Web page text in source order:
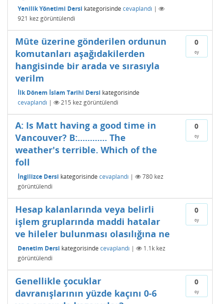
Yenilik Yönetimi Dersi kategorisinde cevaplandı |
921 kez görüntülendi
0
oy
Mûte üzerine gönderilen ordunun
komutanları aşağıdakilerden
hangisinde bir arada ve sırasıyla
verilm
İlk Dönem İslam Tarihi Dersi kategorisinde
cevaplandı | 215 kez görüntülendi
0
oy
A: Is Matt having a good time in
Vancouver? B:............ The
weather's terrible. Which of the
foll
İngilizce Dersi kategorisinde cevaplandı | 780 kez
görüntülendi
0
oy
Hesap kalanlarında veya belirli
işlem gruplarında maddi hatalar
ve hileler bulunması olasılığına ne
Denetim Dersi kategorisinde cevaplandı | 1.1k kez
görüntülendi
0
oy
Genellikle çocuklar
davranışlarının yüzde kaçını 0-6